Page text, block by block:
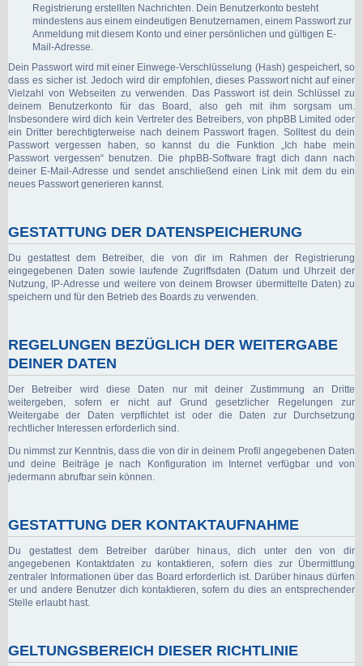
Registrierung erstellten Nachrichten. Dein Benutzerkonto besteht
mindestens aus einem eindeutigen Benutzernamen, einem Passwort zur
Anmeldung mit diesem Konto und einer persönlichen und gültigen E-
Mail-Adresse.
Dein Passwort wird mit einer Einwege-Verschlüsselung (Hash) gespeichert, so
dass es sicher ist. Jedoch wird dir empfohlen, dieses Passwort nicht auf einer
Vielzahl von Webseiten zu verwenden. Das Passwort ist dein Schlüssel zu
deinem Benutzerkonto für das Board, also geh mit ihm sorgsam um.
Insbesondere wird dich kein Vertreter des Betreibers, von phpBB Limited oder
ein Dritter berechtigterweise nach deinem Passwort fragen. Solltest du dein
Passwort vergessen haben, so kannst du die Funktion „Ich habe mein
Passwort vergessen“ benutzen. Die phpBB-Software fragt dich dann nach
deiner E-Mail-Adresse und sendet anschließend einen Link mit dem du ein
neues Passwort generieren kannst.
GESTATTUNG DER DATENSPEICHERUNG
Du gestattest dem Betreiber, die von dir im Rahmen der Registrierung
eingegebenen Daten sowie laufende Zugriffsdaten (Datum und Uhrzeit der
Nutzung, IP-Adresse und weitere von deinem Browser übermittelte Daten) zu
speichern und für den Betrieb des Boards zu verwenden.
REGELUNGEN BEZÜGLICH DER WEITERGABE
DEINER DATEN
Der Betreiber wird diese Daten nur mit deiner Zustimmung an Dritte
weitergeben, sofern er nicht auf Grund gesetzlicher Regelungen zur
Weitergabe der Daten verpflichtet ist oder die Daten zur Durchsetzung
rechtlicher Interessen erforderlich sind.
Du nimmst zur Kenntnis, dass die von dir in deinem Profil angegebenen Daten
und deine Beiträge je nach Konfiguration im Internet verfügbar und von
jedermann abrufbar sein können.
GESTATTUNG DER KONTAKTAUFNAHME
Du gestattest dem Betreiber darüber hinaus, dich unter den von dir
angegebenen Kontaktdaten zu kontaktieren, sofern dies zur Übermittlung
zentraler Informationen über das Board erforderlich ist. Darüber hinaus dürfen
er und andere Benutzer dich kontaktieren, sofern du dies an entsprechender
Stelle erlaubt hast.
GELTUNGSBEREICH DIESER RICHTLINIE